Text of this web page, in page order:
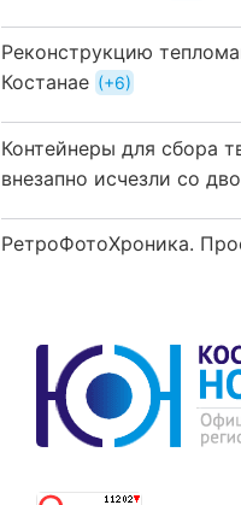
Реконструкцию
Костанае
+6
Контейнеры для сбора
внезапно исчезли со
РетроФотоХроника.